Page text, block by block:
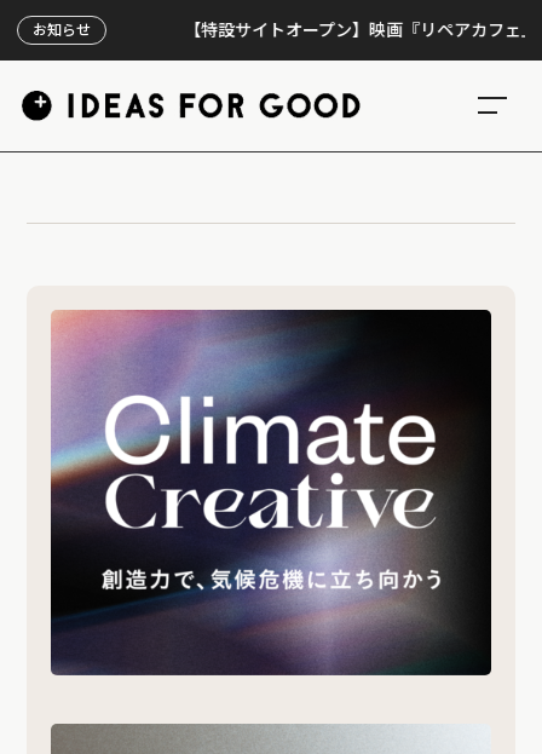
お知らせ 【特設サイトオープン】映画『リペアカフェ』、上